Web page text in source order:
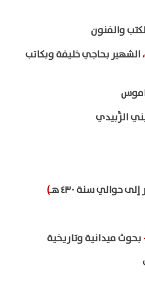
والفنون
،الشهير بحاجي خليفة وبكاتب
الزَّبيدي
حوالي سنة ٤٣٠ هـ
)
بحوث ميدانية وتاريخية